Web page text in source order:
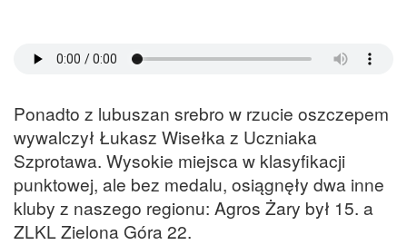
Ponadto z lubuszan srebro w rzucie oszczepem
wywalczył Łukasz Wisełka z Uczniaka
Szprotawa. Wysokie miejsca w klasyfikacji
punktowej, ale bez medalu, osiągnęły dwa inne
kluby z naszego regionu: Agros Żary był 15. a
ZLKL Zielona Góra 22.